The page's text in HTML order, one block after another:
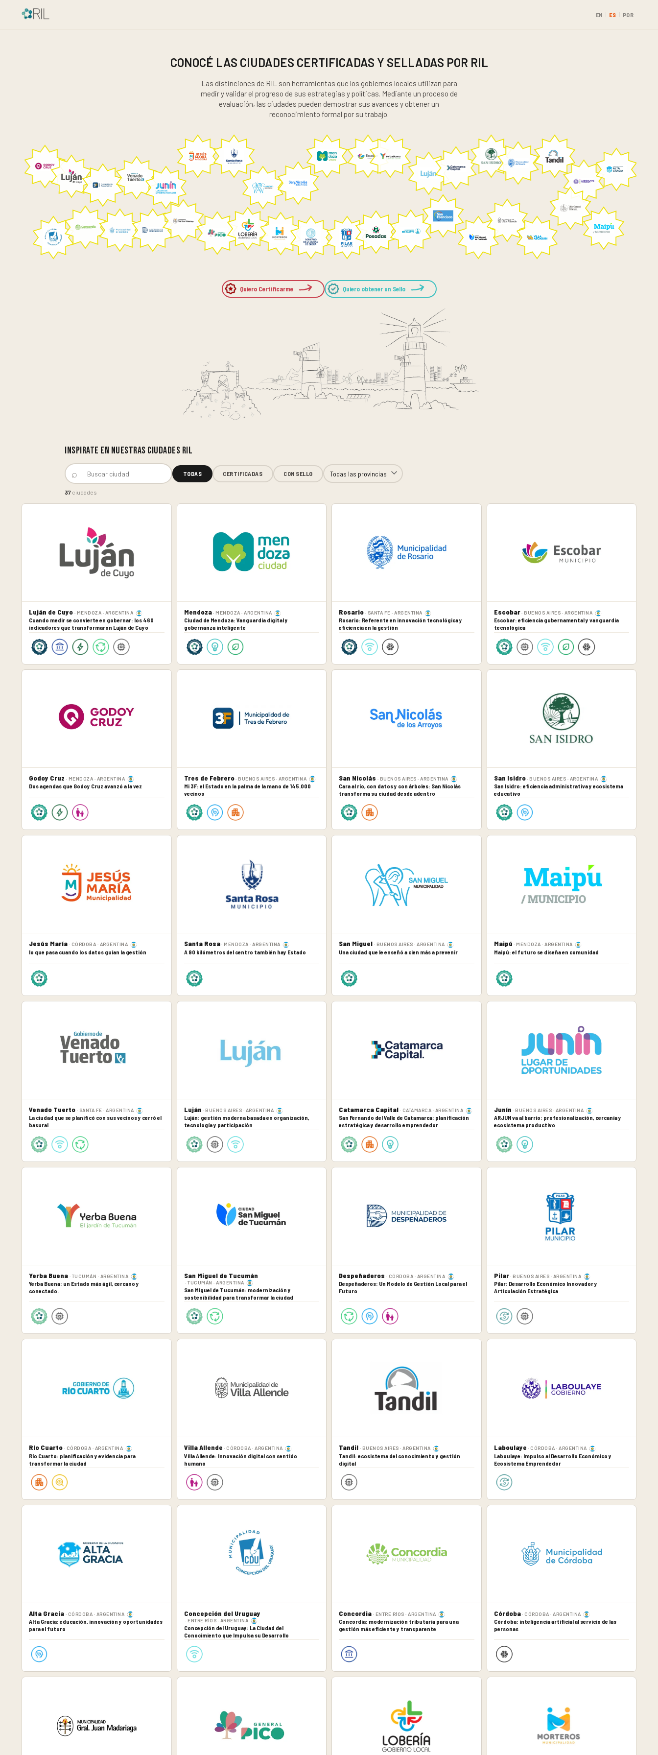
EN ES POR
CONOCÉ LAS CIUDADES CERTIFICADAS Y SELLADAS POR RIL
Las distinciones de RIL son herramientas que los gobiernos locales utilizan para
medir y validar el progreso de sus estrategias y políticas. Mediante un proceso de
evaluación, las ciudades pueden demostrar sus avances y obtener un
reconocimiento formal por su trabajo.
Quiero Certificarme Quiero obtener un Sello
Inspirate en nuestras ciudades RIL
⌕
TODAS CERTIFICADAS CON SELLO
37 ciudades
Luján de Cuyo · MENDOZA · ARGENTINA
Cuando medir se convierte en gobernar: los 460
indicadores que transformaron Luján de Cuyo
Mendoza· MENDOZA · ARGENTINA
Ciudad de Mendoza: Vanguardia digital y
gobernanza inteligente
Rosario · SANTA FE · ARGENTINA
Rosario: Referente en innovación tecnológica y
eficiencia en la gestión
Escobar· BUENOS AIRES · ARGENTINA
Escobar: eficiencia gubernamental y vanguardia
tecnológica
Godoy Cruz · MENDOZA · ARGENTINA
Dos agendas que Godoy Cruz avanzó a la vez
Tres de Febrero· BUENOS AIRES · ARGENTINA
Mi 3F: el Estado en la palma de la mano de 145.000
vecinos
San Nicolás · BUENOS AIRES · ARGENTINA
Cara al río, con datos y con árboles: San Nicolás
transforma su ciudad desde adentro
San Isidro· BUENOS AIRES · ARGENTINA
San Isidro: eficiencia administrativa y ecosistema
educativo
Jesús María · CÓRDOBA · ARGENTINA
lo que pasa cuando los datos guían la gestión
Santa Rosa· MENDOZA · ARGENTINA
A 90 kilómetros del centro también hay Estado
San Miguel · BUENOS AIRES · ARGENTINA
Una ciudad que le enseñó a cien más a prevenir
Maipú · MENDOZA · ARGENTINA
Maipú: el futuro se diseña en comunidad
Venado Tuerto · SANTA FE · ARGENTINA
La ciudad que se planificó con sus vecinos y cerró el
basural
Luján · BUENOS AIRES · ARGENTINA
Luján: gestión moderna basada en organización,
tecnología y participación
Catamarca Capital · CATAMARCA · ARGENTINA
San Fernando del Valle de Catamarca: planificación
estratégica y desarrollo emprendedor
Junín · BUENOS AIRES · ARGENTINA
ARJUN va al barrio: profesionalización, cercanía y
ecosistema productivo
Yerba Buena · TUCUMÁN · ARGENTINA
Yerba Buena: un Estado más ágil, cercano y
conectado.
San Miguel de Tucumán
· TUCUMÁN · ARGENTINA
San Miguel de Tucumán: modernización y
sostenibilidad para transformar la ciudad
Despeñaderos · CÓRDOBA · ARGENTINA
Despeñaderos: Un Modelo de Gestión Local para el
Futuro
Pilar· BUENOS AIRES · ARGENTINA
Pilar: Desarrollo Económico Innovador y
Articulación Estratégica
Río Cuarto · CÓRDOBA · ARGENTINA
Río Cuarto: planificación y evidencia para
transformar la ciudad
Villa Allende · CÓRDOBA · ARGENTINA
Villa Allende: Innovación digital con sentido
humano
Tandil · BUENOS AIRES · ARGENTINA
Tandil: ecosistema del conocimiento y gestión
digital
Laboulaye · CÓRDOBA · ARGENTINA
Laboulaye: Impulso al Desarrollo Económico y
Ecosistema Emprendedor
Alta Gracia · CÓRDOBA · ARGENTINA
Alta Gracia: educación, innovación y oportunidades
para el futuro
Concepción del Uruguay
· ENTRE RÍOS · ARGENTINA
Concepción del Uruguay: La Ciudad del
Conocimiento que Impulsa su Desarrollo
Concordia · ENTRE RÍOS · ARGENTINA
Concordia: modernización tributaria para una
gestión más eficiente y transparente
Córdoba· CÓRDOBA · ARGENTINA
Córdoba: inteligencia artificial al servicio de las
personas